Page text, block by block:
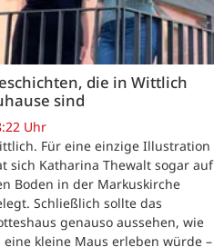
die in Wittlich
sind
Uhr
Für eine einzige Illustration
sich Katharina Thewalt sogar auf
Boden in der Markuskirche
Schließlich sollte das
genauso aussehen, wie
eine kleine Maus erleben würde –